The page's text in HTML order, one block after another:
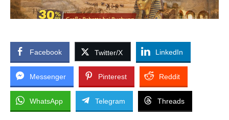
Facebook Twitter/X LinkedIn
Messenger Pinterest Reddit
WhatsApp Telegram Threads